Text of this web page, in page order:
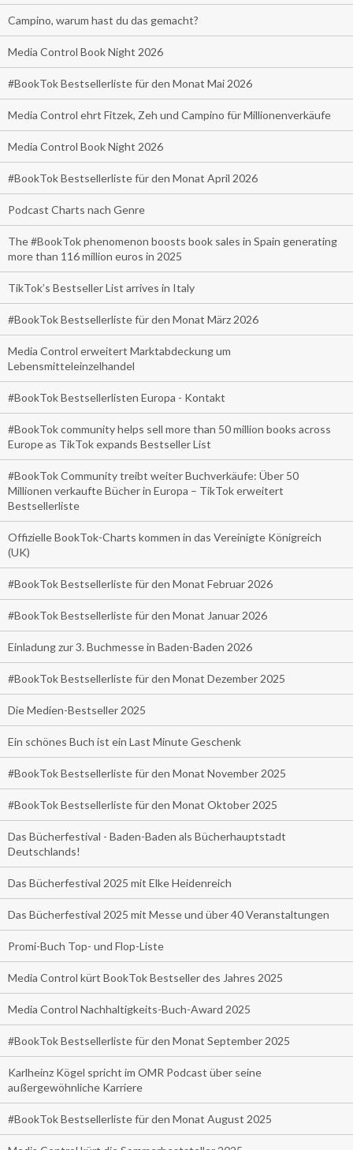
Campino, warum hast du das gemacht?
Media Control Book Night 2026
#BookTok Bestsellerliste für den Monat Mai 2026
Media Control ehrt Fitzek, Zeh und Campino für Millionenverkäufe
Media Control Book Night 2026
#BookTok Bestsellerliste für den Monat April 2026
Podcast Charts nach Genre
The #BookTok phenomenon boosts book sales in Spain generating
more than 116 million euros in 2025
TikTok’s Bestseller List arrives in Italy
#BookTok Bestsellerliste für den Monat März 2026
Media Control erweitert Marktabdeckung um
Lebensmitteleinzelhandel
#BookTok Bestsellerlisten Europa - Kontakt
#BookTok community helps sell more than 50 million books across
Europe as TikTok expands Bestseller List
#BookTok Community treibt weiter Buchverkäufe: Über 50
Millionen verkaufte Bücher in Europa – TikTok erweitert
Bestsellerliste
Offizielle BookTok-Charts kommen in das Vereinigte Königreich
(UK)
#BookTok Bestsellerliste für den Monat Februar 2026
#BookTok Bestsellerliste für den Monat Januar 2026
Einladung zur 3. Buchmesse in Baden-Baden 2026
#BookTok Bestsellerliste für den Monat Dezember 2025
Die Medien-Bestseller 2025
Ein schönes Buch ist ein Last Minute Geschenk
#BookTok Bestsellerliste für den Monat November 2025
#BookTok Bestsellerliste für den Monat Oktober 2025
Das Bücherfestival - Baden-Baden als Bücherhauptstadt
Deutschlands!
Das Bücherfestival 2025 mit Elke Heidenreich
Das Bücherfestival 2025 mit Messe und über 40 Veranstaltungen
Promi-Buch Top- und Flop-Liste
Media Control kürt BookTok Bestseller des Jahres 2025
Media Control Nachhaltigkeits-Buch-Award 2025
#BookTok Bestsellerliste für den Monat September 2025
Karlheinz Kögel spricht im OMR Podcast über seine
außergewöhnliche Karriere
#BookTok Bestsellerliste für den Monat August 2025